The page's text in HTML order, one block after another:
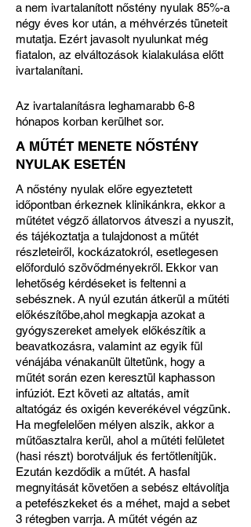
a nem ivartalanított nőstény nyulak 85%-a
négy éves kor után, a méhvérzés tüneteit
mutatja. Ezért javasolt nyulunkat még
fiatalon, az elváltozások kialakulása előtt
ivartalanítani.
Az ivartalanításra leghamarabb 6-8
hónapos korban kerülhet sor.
A MŰTÉT MENETE NŐSTÉNY
NYULAK ESETÉN
A nőstény nyulak előre egyeztetett
időpontban érkeznek klinikánkra, ekkor a
műtétet végző állatorvos átveszi a nyuszit,
és tájékoztatja a tulajdonost a műtét
részleteiről, kockázatokról, esetlegesen
előforduló szövődményekről. Ekkor van
lehetőség kérdéseket is feltenni a
sebésznek. A nyúl ezután átkerül a műtéti
előkészítőbe,ahol megkapja azokat a
gyógyszereket amelyek előkészítik a
beavatkozásra, valamint az egyik fül
vénájába vénakanült ültetünk, hogy a
műtét során ezen keresztül kaphasson
infúziót. Ezt követi az altatás, amit
altatógáz és oxigén keverékével végzünk.
Ha megfelelően mélyen alszik, akkor a
műtőasztalra kerül, ahol a műtéti felületet
(hasi részt) borotváljuk és fertőtlenítjük.
Ezután kezdődik a műtét. A hasfal
megnyitását követően a sebész eltávolítja
a petefészkeket és a méhet, majd a sebet
3 rétegben varrja. A műtét végén az